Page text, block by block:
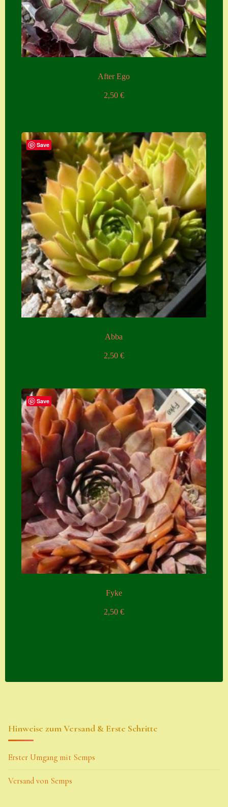
After Ego
2,50 €
Save
Abba
2,50 €
Save
Fyke
2,50 €
Hinweise zum Versand & Erste Schritte
Erster Umgang mit Semps
Versand von Semps